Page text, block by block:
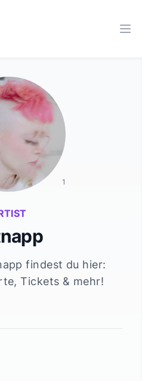
findest du hier:
Tickets & mehr!
1